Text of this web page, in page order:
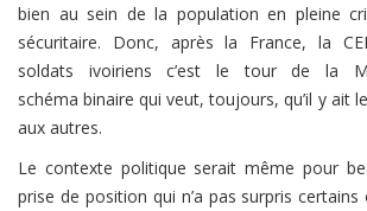
bien au sein de la population en pleine
sécuritaire. Donc, après la France, la
soldats ivoiriens c’est le tour de la
schéma binaire qui veut, toujours, qu’il y ait
aux autres.
Le contexte politique serait même pour
prise de position qui n’a pas surpris certains